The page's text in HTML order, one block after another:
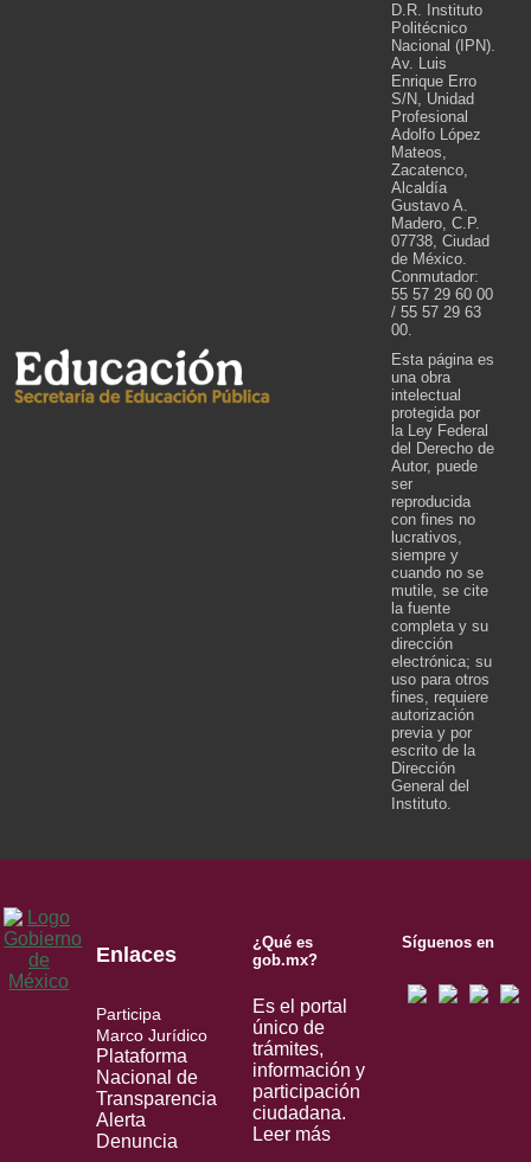
D.R. Instituto
Politécnico
Nacional (IPN).
Av. Luis
Enrique Erro
S/N, Unidad
Profesional
Adolfo López
Mateos,
Zacatenco,
Alcaldía
Gustavo A.
Madero, C.P.
07738, Ciudad
de México.
Conmutador:
55 57 29 60 00
/ 55 57 29 63
00.
Esta página es
una obra
intelectual
protegida por
la Ley Federal
del Derecho de
Autor, puede
ser
reproducida
con fines no
lucrativos,
siempre y
cuando no se
mutile, se cite
la fuente
completa y su
dirección
electrónica; su
uso para otros
fines, requiere
autorización
previa y por
escrito de la
Dirección
General del
Instituto.
Enlaces
Participa
Marco Jurídico
Plataforma
Nacional de
Transparencia
Alerta
Denuncia
¿Qué es
gob.mx?
Es el portal
único de
trámites,
información y
participación
ciudadana.
Leer más
Síguenos en